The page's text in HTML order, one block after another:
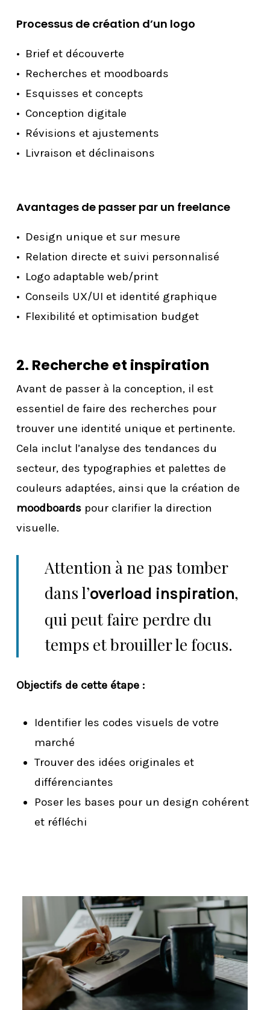
Processus de création d’un logo
Brief et découverte
Recherches et moodboards
Esquisses et concepts
Conception digitale
Révisions et ajustements
Livraison et déclinaisons
Avantages de passer par un freelance
Design unique et sur mesure
Relation directe et suivi personnalisé
Logo adaptable web/print
Conseils UX/UI et identité graphique
Flexibilité et optimisation budget
2. Recherche et inspiration
Avant de passer à la conception, il est
essentiel de faire des recherches pour
trouver une identité unique et pertinente.
Cela inclut l’analyse des tendances du
secteur, des typographies et palettes de
couleurs adaptées, ainsi que la création de
moodboardspour clarifier la direction
visuelle.
Attention à ne pas tomber
dans l’overload inspiration,
qui peut faire perdre du
temps et brouiller le focus.
Objectifs de cette étape :
Identifier les codes visuels de votre
marché
Trouver des idées originales et
différenciantes
Poser les bases pour un design cohérent
et réfléchi